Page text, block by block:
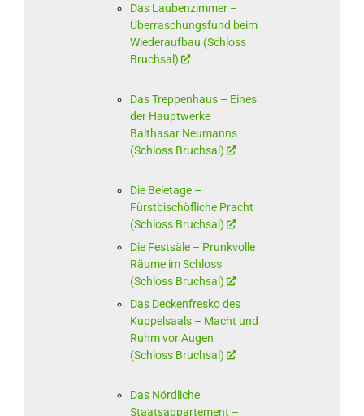
Das Laubenzimmer –
Überraschungsfund beim
Wiederaufbau (Schloss
Bruchsal)
Das Treppenhaus – Eines
der Hauptwerke
Balthasar Neumanns
(Schloss Bruchsal)
Die Beletage –
Fürstbischöfliche Pracht
(Schloss Bruchsal)
Die Festsäle – Prunkvolle
Räume im Schloss
(Schloss Bruchsal)
Das Deckenfresko des
Kuppelsaals – Macht und
Ruhm vor Augen
(Schloss Bruchsal)
Das Nördliche
Staatsappartement –